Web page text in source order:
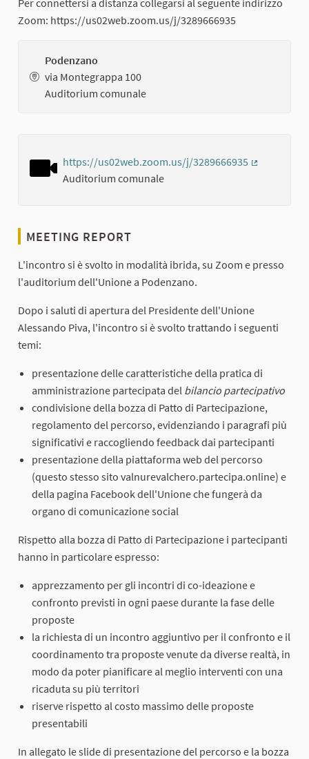
Zoom: https://us02web.zoom.us/j/3289666935
Podenzano
via Montegrappa 100
Auditorium comunale
https://us02web.zoom.us/j/3289666935
Auditorium comunale
MEETING REPORT
L'incontro si è svolto in modalità ibrida, su Zoom e presso
l'auditorium dell'Unione a Podenzano.
Dopo i saluti di apertura del Presidente dell'Unione
Alessando Piva, l'incontro si è svolto trattando i seguenti
temi:
presentazione delle caratteristiche della pratica di
amministrazione partecipata del bilancio partecipativo
condivisione della bozza di Patto di Partecipazione,
regolamento del percorso, evidenziando i paragrafi più
significativi e raccogliendo feedback dai partecipanti
presentazione della piattaforma web del percorso
(questo stesso sito valnurevalchero.partecipa.online) e
della pagina Facebook dell'Unione che fungerà da
organo di comunicazione social
Rispetto alla bozza di Patto di Partecipazione i partecipanti
hanno in particolare espresso:
apprezzamento per gli incontri di co-ideazione e
confronto previsti in ogni paese durante la fase delle
proposte
la richiesta di un incontro aggiuntivo per il confronto e il
coordinamento tra proposte venute da diverse realtà, in
modo da poter pianificare al meglio interventi con una
ricaduta su più territori
riserve rispetto al costo massimo delle proposte
presentabili
In allegato le slide di presentazione del percorso e la bozza